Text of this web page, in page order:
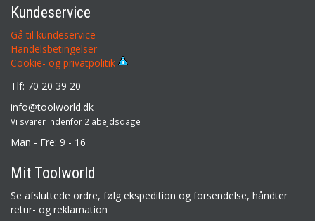
Kundeservice
Gå til kundeservice
Handelsbetingelser
Cookie- og privatpolitik
Tlf: 70 20 39 20
info@toolworld.dk
Vi svarer indenfor 2 abejdsdage
Man - Fre: 9 - 16
Mit Toolworld
Se afsluttede ordre, følg ekspedition og forsendelse, håndter
retur- og reklamation